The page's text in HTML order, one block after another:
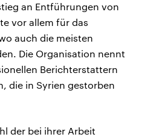
an Entführungen von
vor allem für das
auch die meisten
Die Organisation nennt
Berichterstattern
die in Syrien gestorben
der bei ihrer Arbeit